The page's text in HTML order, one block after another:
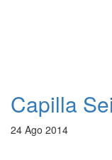
Capilla
24 Ago 2014